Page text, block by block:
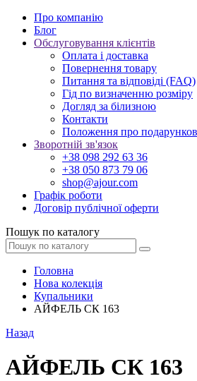
Про компанію
Блог
Обслуговування клієнтів
Оплата і доставка
Повернення товару
Питання та відповіді (FAQ)
Гід по визначенню розміру
Догляд за білизною
Контакти
Положення про
Зворотній зв'язок
+38 098 292 63 36
+38 050 873 79 06
shop@ajour.com
Графік роботи
Договір публічної оферти
Пошук по каталогу
Головна
Нова колекція
Купальники
АЙФЕЛЬ СК 163
Назад
АЙФЕЛЬ СК 163